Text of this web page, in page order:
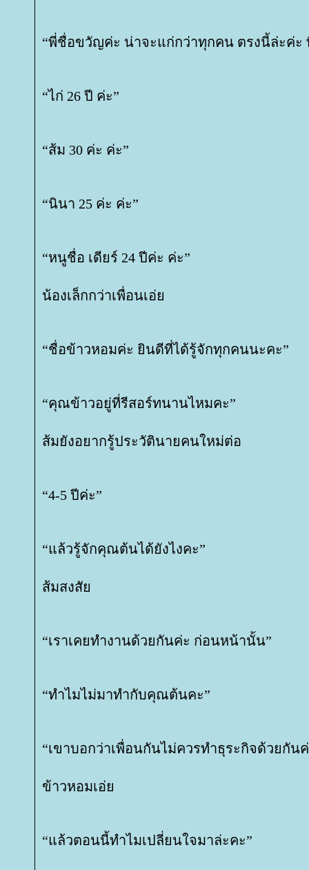
“พี่ชื่อขวัญค่ะ น่าจะแก่กว่าทุกคน ตรงนี้ล่ะค่ะ
“ไก่ 26 ปี ค่ะ”
“ส้ม 30 ค่ะ ค่ะ”
“นินา 25 ค่ะ ค่ะ”
“หนูชื่อ เดียร์ 24 ปีค่ะ ค่ะ”
น้องเล็กกว่าเพื่อนเอ่
“ชื่อข้าวหอมค่ะ ยินดีที่ได้รู้จักทุกคนนะคะ”
“คุณข้าวอยู่ที่รีสอร์ทนานไหมคะ”
ส้มยังอยากรู้ประวัตินายคนใหม่ต่อ
“4-5 ปีค่ะ”
“แล้วรู้จักคุณต้นได้ยังไงคะ”
ส้มสงสั
“เราเคยทำงานด้วยกันค่ะ ก่อนหน้านั้น”
“ทำไมไม่มาทำกับคุณต้นคะ”
“เขาบอกว่าเพื่อนกันไม่ควรทำธุระกิจด้วยกัน
ข้าวหอมเอ่
“แล้วตอนนี้ทำไมเปลี่ยนใจมาล่ะคะ”